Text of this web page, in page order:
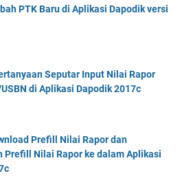
PTK Baru di Aplikasi Dapodik versi
Seputar Input Nilai Rapor
di Aplikasi Dapodik 2017c
Prefill Nilai Rapor dan
Prefill Nilai Rapor ke dalam Aplikasi